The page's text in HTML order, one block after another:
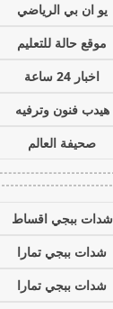
يو ان بي الرياضي
موقع حالة للتعليم
اخبار 24 ساعة
هيدب فنون وترفيه
صحيفة العالم
شدات ببجي اقساط
شدات ببجي تمارا
شدات ببجي تمارا